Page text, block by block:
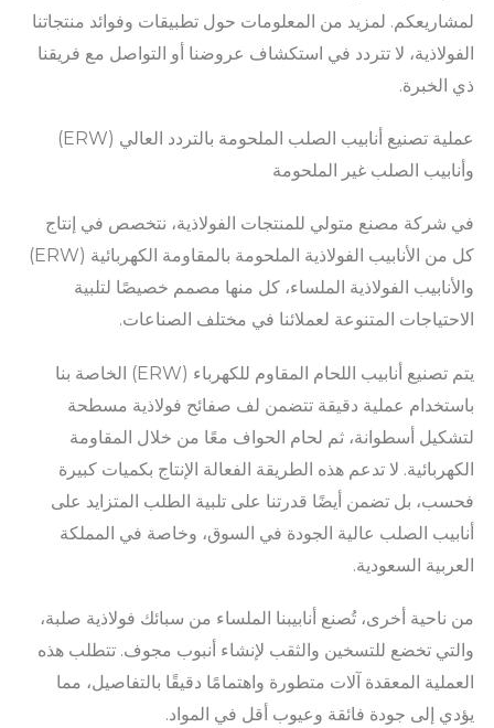
لمشاريعكم. لمزيد من المعلومات حول تطبيقات وفوائد منتجاتنا
الفولاذية، لا تتردد في استكشاف عروضنا أو التواصل مع فريقنا
ذي الخبرة.
عملية تصنيع أنابيب الصلب الملحومة بالتردد العالي (ERW)
وأنابيب الصلب غير الملحومة
في شركة مصنع متولي للمنتجات الفولاذية، نتخصص في إنتاج
كل من الأنابيب الفولاذية الملحومة بالمقاومة الكهربائية (ERW)
والأنابيب الفولاذية الملساء، كل منها مصمم خصيصًا لتلبية
الاحتياجات المتنوعة لعملائنا في مختلف الصناعات.
يتم تصنيع أنابيب اللحام المقاوم للكهرباء (ERW) الخاصة بنا
باستخدام عملية دقيقة تتضمن لف صفائح فولاذية مسطحة
لتشكيل أسطوانة، ثم لحام الحواف معًا من خلال المقاومة
الكهربائية. لا تدعم هذه الطريقة الفعالة الإنتاج بكميات كبيرة
فحسب، بل تضمن أيضًا قدرتنا على تلبية الطلب المتزايد على
أنابيب الصلب عالية الجودة في السوق، وخاصة في المملكة
العربية السعودية.
من ناحية أخرى، تُصنع أنابيبنا الملساء من سبائك فولاذية صلبة،
والتي تخضع للتسخين والثقب لإنشاء أنبوب مجوف. تتطلب هذه
العملية المعقدة آلات متطورة واهتمامًا دقيقًا بالتفاصيل، مما
يؤدي إلى جودة فائقة وعيوب أقل في المواد.